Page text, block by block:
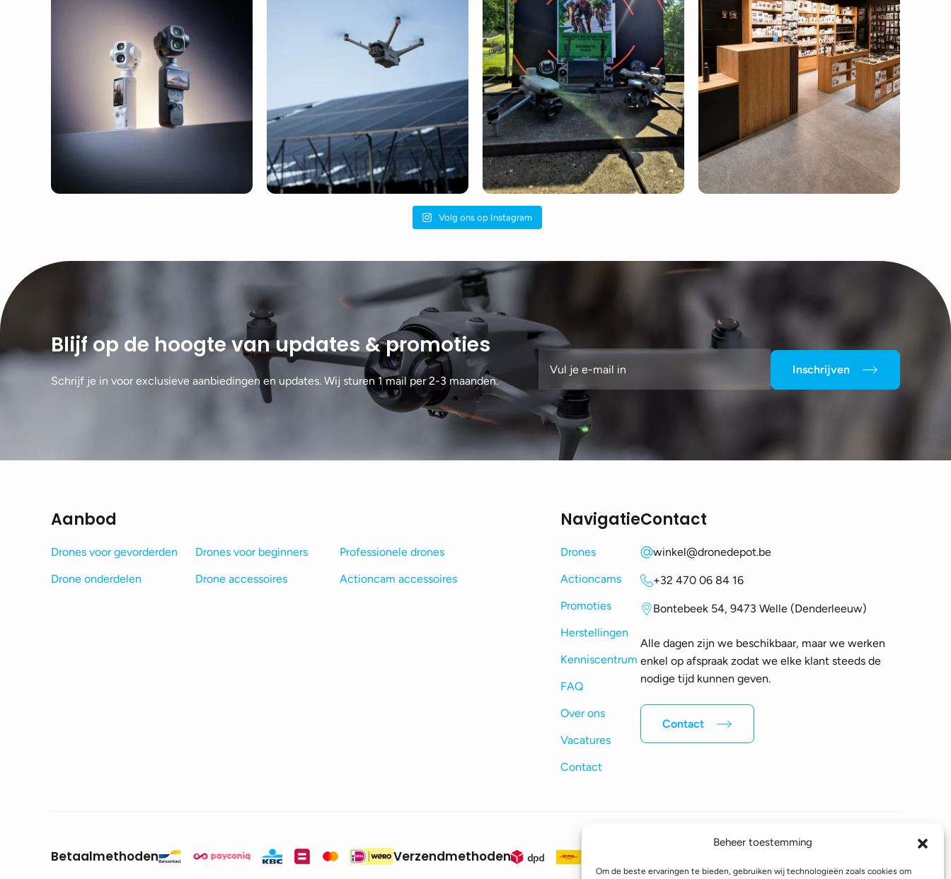
Beheer toestemming
Om de beste ervaringen te bieden, gebruiken wij technologieën zoals cookies om
Volg ons op Instagram
Blijf op de hoogte van updates & promoties
Schrijf je in voor exclusieve aanbiedingen en updates. Wij sturen 1 mail per 2-3 maanden.
Inschrijven
Aanbod
Drones voor gevorderden Drones voor beginners
Professionele drones
Drone onderdelen
Drone accessoires Actioncam accessoires
Navigatie
Drones
Actioncams
Promoties
Herstellingen
Kenniscentrum
FAQ
Over ons
Vacatures
Contact
Contact
winkel@dronedepot.be
+32 470 06 84 16
Bontebeek 54, 9473 Welle (Denderleeuw)
Alle dagen zijn we beschikbaar, maar we werken
enkel op afspraak zodat we elke klant steeds de
nodige tijd kunnen geven.
Contact
Betaalmethoden Verzendmethoden